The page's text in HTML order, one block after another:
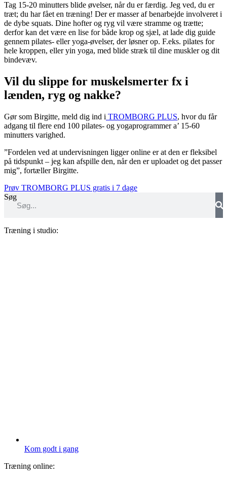
Tag 15-20 minutters blide øvelser, når du er færdig. Jeg ved, du er
træt; du har fået en træning! Der er masser af benarbejde involveret i
de dybe squats. Dine hofter og ryg vil være stramme og trætte;
derfor kan det være en lise for både krop og sjæl, at lade dig guide
gennem pilates- eller yoga-øvelser, der løsner op. F.eks. pilates for
hele kroppen, eller yin yoga, med blide stræk til dine muskler og dit
bindevæv.
Vil du slippe for muskelsmerter fx i
lænden, ryg og nakke?
Gør som Birgitte, meld dig ind i TROMBORG PLUS, hvor du får
adgang til flere end 100 pilates- og yogaprogrammer a’ 15-60
minutters varighed.
”Fordelen ved at undervisningen ligger online er at den er fleksibel
på tidspunkt – jeg kan afspille den, når den er uploadet og det passer
mig”, fortæller Birgitte.
Prøv TROMBORG PLUS gratis i 7 dage
Søg
Træning i studio:
Kom godt i gang
Træning online: